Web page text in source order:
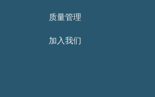
质量管理
加入我们